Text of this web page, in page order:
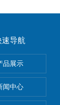
传感器
度液体
速导航
品展示
闻中心